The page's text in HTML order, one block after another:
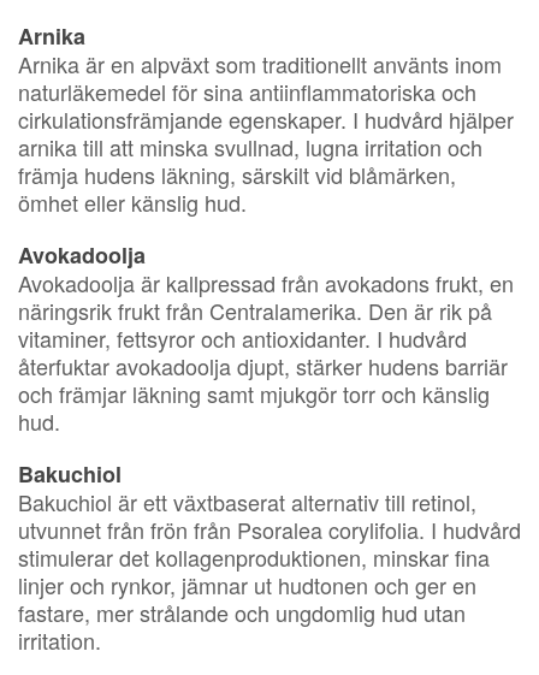
Arnika
Arnika är en alpväxt som traditionellt använts inom
naturläkemedel för sina antiinflammatoriska och
cirkulationsfrämjande egenskaper. I hudvård hjälper
arnika till att minska svullnad, lugna irritation och
främja hudens läkning, särskilt vid blåmärken,
ömhet eller känslig hud.
Avokadoolja
Avokadoolja är kallpressad från avokadons frukt, en
näringsrik frukt från Centralamerika. Den är rik på
vitaminer, fettsyror och antioxidanter. I hudvård
återfuktar avokadoolja djupt, stärker hudens barriär
och främjar läkning samt mjukgör torr och känslig
hud.
Bakuchiol
Bakuchiol är ett växtbaserat alternativ till retinol,
utvunnet från frön från Psoralea corylifolia. I hudvård
stimulerar det kollagenproduktionen, minskar fina
linjer och rynkor, jämnar ut hudtonen och ger en
fastare, mer strålande och ungdomlig hud utan
irritation.